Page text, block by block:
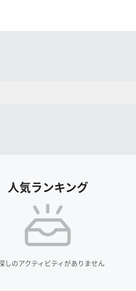
人気ランキング
しのアクティビティがありません